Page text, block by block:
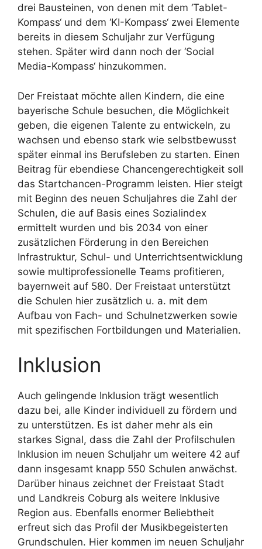
drei Bausteinen, von denen mit dem ‘Tablet-
Kompass‘ und dem ‘KI-Kompass‘ zwei Elemente
bereits in diesem Schuljahr zur Verfügung
stehen. Später wird dann noch der ‘Social
Media-Kompass‘ hinzukommen.
Der Freistaat möchte allen Kindern, die eine
bayerische Schule besuchen, die Möglichkeit
geben, die eigenen Talente zu entwickeln, zu
wachsen und ebenso stark wie selbstbewusst
später einmal ins Berufsleben zu starten. Einen
Beitrag für ebendiese Chancengerechtigkeit soll
das Startchancen-Programm leisten. Hier steigt
mit Beginn des neuen Schuljahres die Zahl der
Schulen, die auf Basis eines Sozialindex
ermittelt wurden und bis 2034 von einer
zusätzlichen Förderung in den Bereichen
Infrastruktur, Schul- und Unterrichtsentwicklung
sowie multiprofessionelle Teams profitieren,
bayernweit auf 580. Der Freistaat unterstützt
die Schulen hier zusätzlich u. a. mit dem
Aufbau von Fach- und Schulnetzwerken sowie
mit spezifischen Fortbildungen und Materialien.
Inklusion
Auch gelingende Inklusion trägt wesentlich
dazu bei, alle Kinder individuell zu fördern und
zu unterstützen. Es ist daher mehr als ein
starkes Signal, dass die Zahl der Profilschulen
Inklusion im neuen Schuljahr um weitere 42 auf
dann insgesamt knapp 550 Schulen anwächst.
Darüber hinaus zeichnet der Freistaat Stadt
und Landkreis Coburg als weitere Inklusive
Region aus. Ebenfalls enormer Beliebtheit
erfreut sich das Profil der Musikbegeisterten
Grundschulen. Hier kommen im neuen Schuljahr